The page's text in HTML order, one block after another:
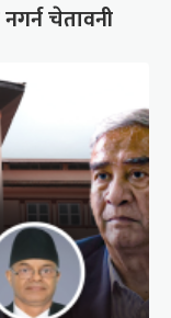
नगर्न चेतावनी